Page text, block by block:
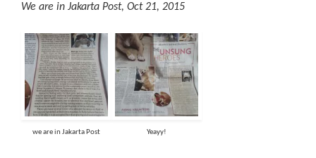
We are in Jakarta Post, Oct 21, 2015
we are in Jakarta Post Yeayy!